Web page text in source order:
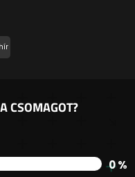
CSOMAGOT?
0 %